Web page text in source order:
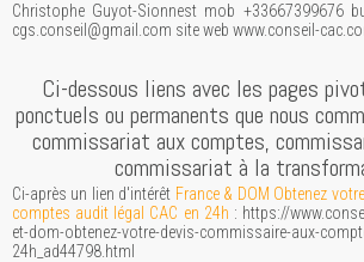
Christophe Guyot-Sionnest mob +33667399676
cgs.conseil@gmail.com site web www.conseil-
Ci-dessous liens avec les pages
ponctuels ou permanents que nous
commissariat aux comptes,
commissariat à la
Ci-après un lien d'intérêt France & DOM Obtenez
comptes audit légal CAC en 24h : https://
et-dom-obtenez-votre-devis-commissaire-aux-
24h_ad44798.html